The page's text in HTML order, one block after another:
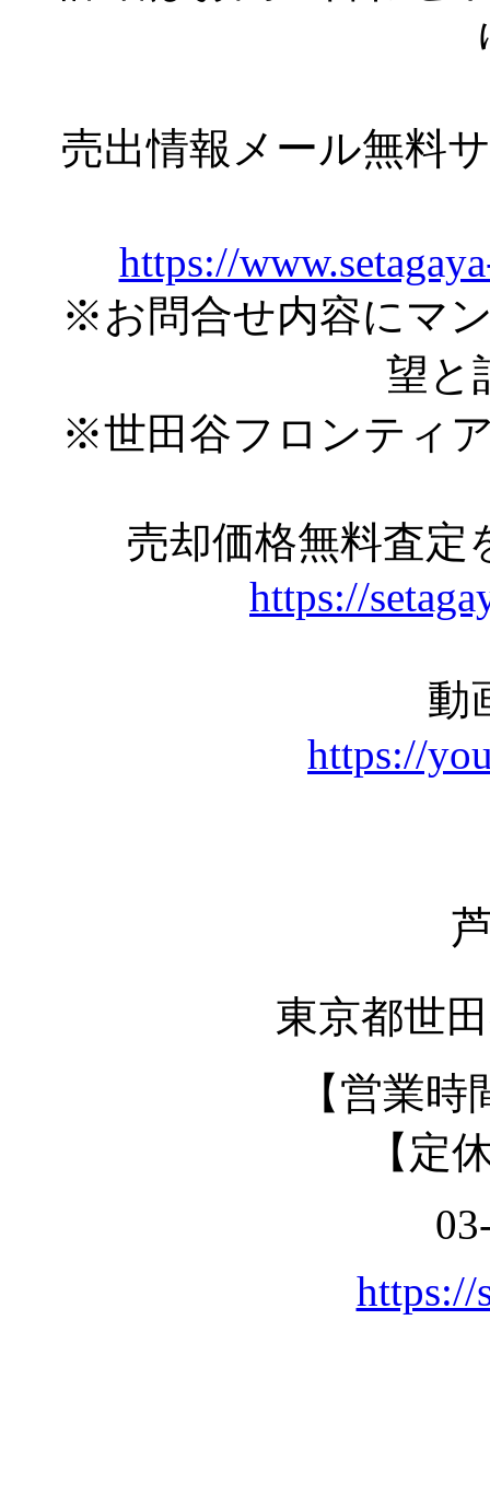
売出情報メール無料
https://
※お問合せ内容にマ
望と
※世田谷フロンティ
売却価格無料査定
https://
動
https://
東京都世
【営業
【定
https://